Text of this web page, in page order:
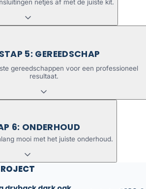
netjes af met de juiste kit.
STAP 5: GEREEDSCHAP
gereedschappen voor een professioneel
resultaat.
6: ONDERHOUD
mooi met het juiste onderhoud.